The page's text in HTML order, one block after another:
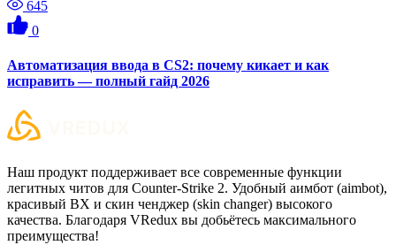
645
0
Автоматизация ввода в CS2: почему кикает и как
исправить — полный гайд 2026
Наш продукт поддерживает все современные функции
легитных читов для Counter-Strike 2. Удобный аимбот (aimbot),
красивый ВХ и скин ченджер (skin changer) высокого
качества. Благодаря VRedux вы добьётесь максимального
преимущества!